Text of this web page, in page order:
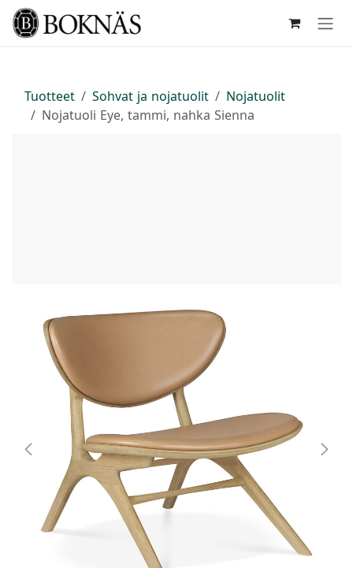
Siirry sisältöön
Tuotteet Sohvat ja nojatuolit
Nojatuolit
Nojatuoli Eye, tammi, nahka Sienna